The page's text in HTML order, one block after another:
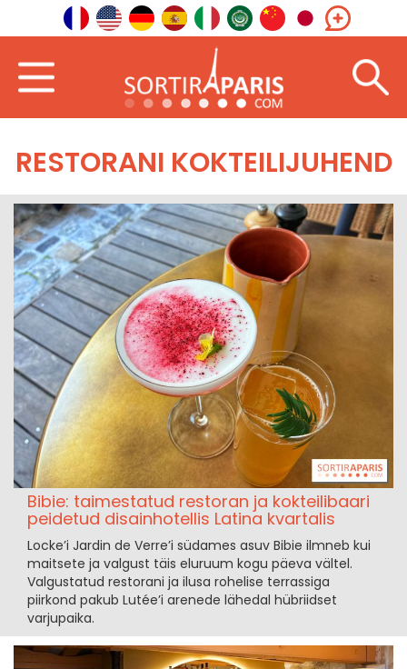
RESTORANI KOKTEILIJUHEND
Bibie: taimestatud restoran ja kokteilibaari
peidetud disainhotellis Latina kvartalis
Locke’i Jardin de Verre’i südames asuv Bibie ilmneb kui
maitsete ja valgust täis eluruum kogu päeva vältel.
Valgustatud restorani ja ilusa rohelise terrassiga
piirkond pakub Lutée’i arenede lähedal hübriidset
varjupaika.